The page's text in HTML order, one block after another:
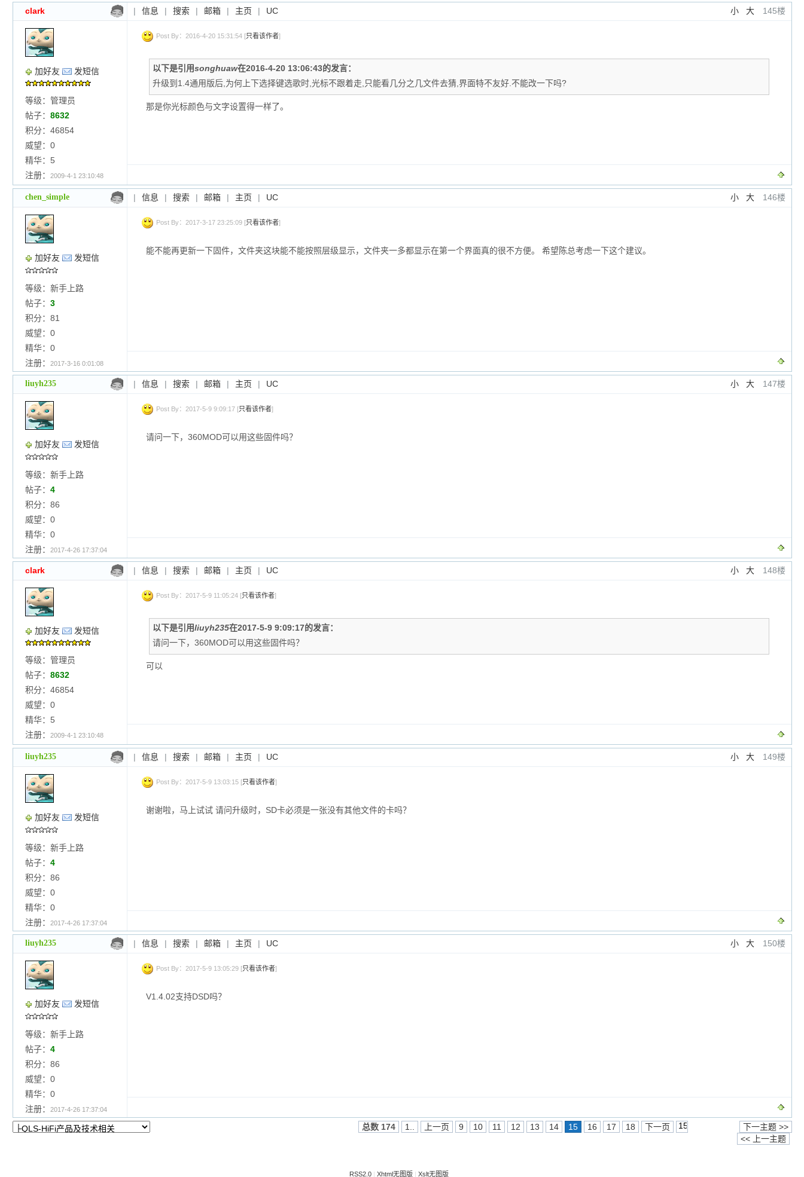
clark 小 大 145楼
| 信息 | 搜索 | 邮箱 | 主页 | UC
加好友 发短信
等级：管理员
帖子： 8632
积分：46854
威望：0
精华：5
注册：
2009-4-1 23:10:48
Post By：2016-4-20 15:31:54 [只看该作者]
以下是引用songhuaw在2016-4-20 13:06:43的发言：
升级到1.4通用版后,为何上下选择键选歌时,光标不跟着走,只能看几分之几文件去猜,界面特不友好.不能改一下吗?
那是你光标颜色与文字设置得一样了。
chen_simple 小 大 146楼
| 信息 | 搜索 | 邮箱 | 主页 | UC
加好友 发短信
等级：新手上路
帖子： 3
积分：81
威望：0
精华：0
注册：
2017-3-16 0:01:08
Post By：2017-3-17 23:25:09 [只看该作者]
能不能再更新一下固件，文件夹这块能不能按照层级显示，文件夹一多都显示在第一个界面真的很不方便。 希望陈总考虑一下这个建议。
liuyh235 小 大 147楼
| 信息 | 搜索 | 邮箱 | 主页 | UC
加好友 发短信
等级：新手上路
帖子： 4
积分：86
威望：0
精华：0
注册：
2017-4-26 17:37:04
Post By：2017-5-9 9:09:17 [只看该作者]
请问一下，360MOD可以用这些固件吗？
clark 小 大 148楼
| 信息 | 搜索 | 邮箱 | 主页 | UC
加好友 发短信
等级：管理员
帖子： 8632
积分：46854
威望：0
精华：5
注册：
2009-4-1 23:10:48
Post By：2017-5-9 11:05:24 [只看该作者]
以下是引用liuyh235在2017-5-9 9:09:17的发言：
请问一下，360MOD可以用这些固件吗？
可以
liuyh235 小 大 149楼
| 信息 | 搜索 | 邮箱 | 主页 | UC
加好友 发短信
等级：新手上路
帖子： 4
积分：86
威望：0
精华：0
注册：
2017-4-26 17:37:04
Post By：2017-5-9 13:03:15 [只看该作者]
谢谢啦，马上试试 请问升级时，SD卡必须是一张没有其他文件的卡吗？
liuyh235 小 大 150楼
| 信息 | 搜索 | 邮箱 | 主页 | UC
加好友 发短信
等级：新手上路
帖子： 4
积分：86
威望：0
精华：0
注册：
2017-4-26 17:37:04
Post By：2017-5-9 13:05:29 [只看该作者]
V1.4.02支持DSD吗？
下一主题 >>
<< 上一主题
总数 174 1.. 上一页 9 10 11 12 13 14 15 16 17 18 下一页
RSS2.0 | Xhtml无图版 | Xslt无图版